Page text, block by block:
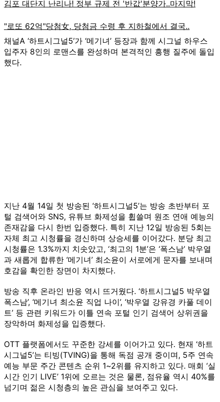
채널A ‘하트시그널5’가 ‘메기녀’ 등장과 함께 시그널 하우스
입주자 8인의 로맨스를 완성하며 본격적인 흥행 질주에 돌입
했다.
지난 4월 14일 첫 방송된 ‘하트시그널5’는 방송 초반부터 포
털 검색어와 SNS, 유튜브 화제성을 휩쓸며 원조 연애 예능의
존재감을 다시 한번 입증했다. 특히 지난 12일 방송된 5회는
자체 최고 시청률을 경신하며 상승세를 이어갔다. 분당 최고
시청률은 1.3%까지 치솟았고, ‘최고의 1분’은 ‘폭스남’ 박우열
과 새롭게 합류한 ‘메기녀’ 최소윤이 서로에게 문자를 보내며
호감을 확인한 장면이 차지했다.
방송 직후 온라인 반응 역시 뜨거웠다. ‘하트시그널5 박우열
폭스남’, ‘메기녀 최소윤 직업 나이’, ‘박우열 강유경 카풀 데이
트’ 등 관련 키워드가 이틀 연속 포털 인기 검색어 상위권을
장악하며 화제성을 입증했다.
OTT 플랫폼에서도 꾸준한 강세를 이어가고 있다. 현재 ‘하트
시그널5’는 티빙(TVING)을 통해 독점 공개 중이며, 5주 연속
예능 부문 주간 콘텐츠 순위 1~2위를 유지하고 있다. 매회 ‘실
시간 인기 LIVE’ 1위에 오르는 것은 물론, 점유율 역시 40%를
넘기며 젊은 시청층의 높은 관심을 보여주고 있다.